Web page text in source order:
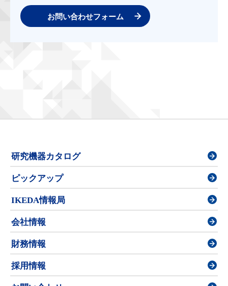
お問い合わせフォーム
研究機器カタログ
ピックアップ
IKEDA情報局
会社情報
財務情報
採用情報